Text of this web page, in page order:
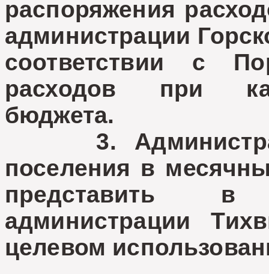
распоряжения
администрации
соответствии с
расходов при
бюджета.
3.
поселения в
представить
администрации
целевом